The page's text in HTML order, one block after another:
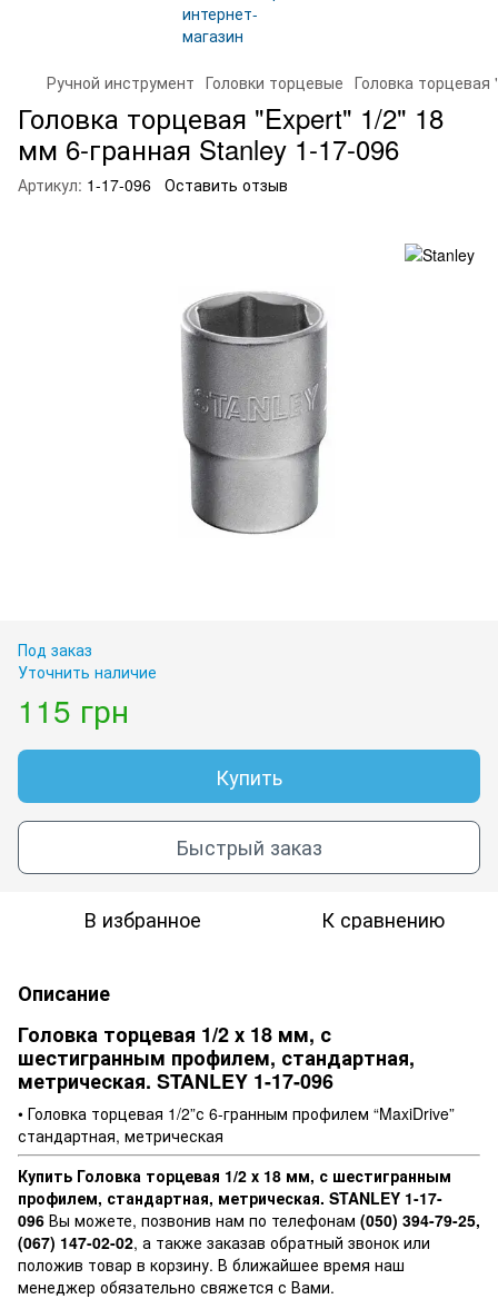
Ручной инструмент Головки торцевые Головка
Головка торцевая "Expert" 1/2" 18
мм 6-гранная Stanley 1-17-096
Артикул: 1-17-096 Оставить отзыв
Под заказ
Уточнить наличие
115 грн
Купить
Быстрый заказ
В избранное К сравнению
Описание
Головка торцевая 1/2 х 18 мм, с
шестигранным профилем, стандартная,
метрическая. STANLEY 1-17-096
• Головка торцевая 1/2”с 6-гранным профилем “MaxiDrive”
стандартная, метрическая
Купить Головка торцевая 1/2 х 18 мм, с шестигранным
профилем, стандартная, метрическая. STANLEY 1-17-
096 Вы можете, позвонив нам по телефонам (050) 394-79-25,
(067) 147-02-02, а также заказав обратный звонок или
положив товар в корзину. В ближайшее время наш
менеджер обязательно свяжется с Вами.